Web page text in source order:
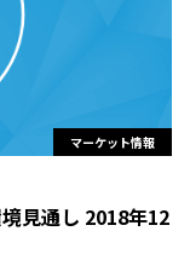
マーケット情報
見通し 2018年12